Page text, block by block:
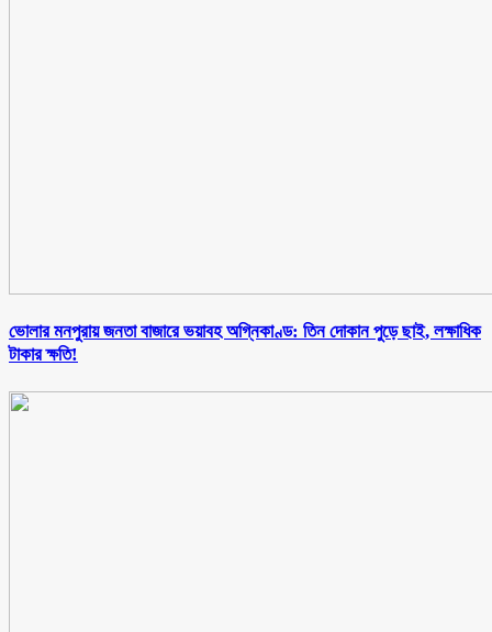
ভোলার মনপুরায় জনতা বাজারে ভয়াবহ অগ্নিকাণ্ড: তিন দোকান পুড়ে ছাই, লক্ষাধিক
টাকার ক্ষতি!